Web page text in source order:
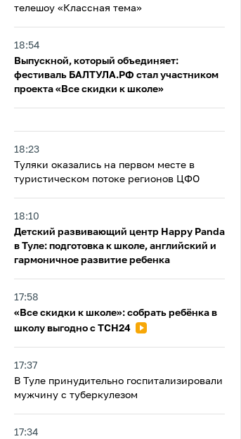
телешоу «Классная тема»
18:54
Выпускной, который объединяет:
фестиваль БАЛТУЛА.РФ стал участником
проекта «Все скидки к школе»
18:23
Туляки оказались на первом месте в
туристическом потоке регионов ЦФО
18:10
Детский развивающий центр Happy Panda
в Туле: подготовка к школе, английский и
гармоничное развитие ребенка
17:58
«Все скидки к школе»: собрать ребёнка в
школу выгодно с ТСН24
17:37
В Туле принудительно госпитализировали
мужчину с туберкулезом
17:34